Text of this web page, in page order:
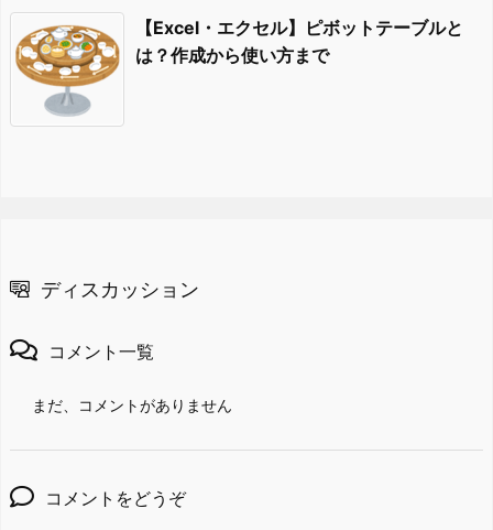
【Excel・エクセル】ピボットテーブルと
は？作成から使い方まで
ディスカッション
コメント一覧
まだ、コメントがありません
コメントをどうぞ